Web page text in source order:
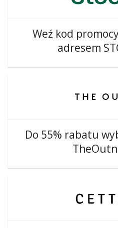
Weź kod
adresem
Do 55% rabatu